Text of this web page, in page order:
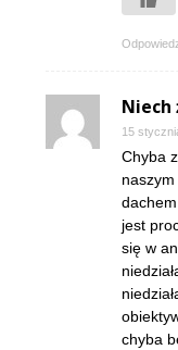
Niech
15
Chyba
jest
się w
chyba